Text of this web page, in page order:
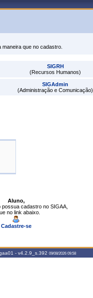
que no cadastro.
SIGRH
(Recursos Humanos)
SIGAdmin
(Administração e Comunicação)
Aluno,
possua cadastro no SIGAA,
no link abaixo.
Cadastre-se
- v4.2.9_s.392 09/08/2026 09:58